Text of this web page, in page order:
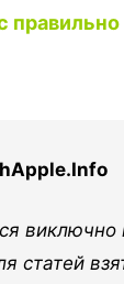
правильно
виключно
статей